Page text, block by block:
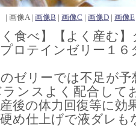
| 画像A | 画像B | 画像C | 画像D | 画像E
く食べ】【よく産む
ロテインゼリー１６
ゼリーでは不足が
ランスよく配合して
後の体力回復等に効
め仕上げで液ダレ